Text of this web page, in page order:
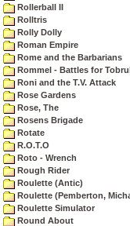
Rollerball II
Rolltris
Rolly Dolly
Roman Empire
Rome and the Barbarians
Rommel - Battles for
Roni and the T.V. Attack
Rose Gardens
Rose, The
Rosens Brigade
Rotate
R.O.T.O
Roto - Wrench
Rough Rider
Roulette (Antic)
Roulette (Pemberton,
Roulette Simulator
Round About